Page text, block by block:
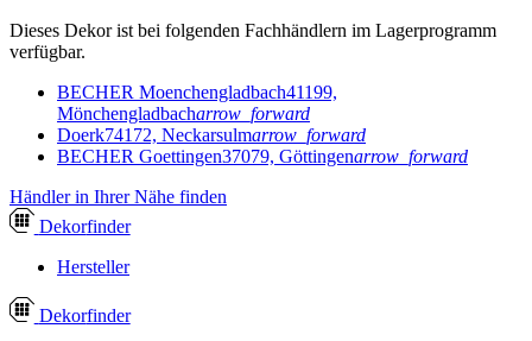
Dieses Dekor ist bei folgenden Fachhändlern im Lagerprogramm
verfügbar.
BECHER Moenchengladbach41199,
Mönchengladbacharrow_forward
Doerk74172, Neckarsulmarrow_forward
BECHER Goettingen37079, Göttingenarrow_forward
Händler in Ihrer Nähe finden
Dekorfinder
Hersteller
Dekorfinder